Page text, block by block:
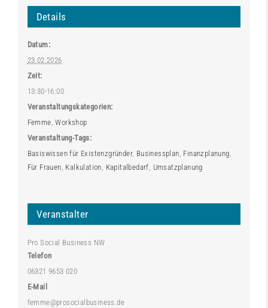
Details
Datum:
23.02.2026
Zeit:
13:30-16:00
Veranstaltungskategorien:
Femme,Workshop
Veranstaltung-Tags:
Basiswissen für Existenzgründer, Businessplan, Finanzplanung,
Für Frauen, Kalkulation, Kapitalbedarf, Umsatzplanung
Veranstalter
Pro Social Business NW
Telefon
06321 9653 020
E-Mail
femme@prosocialbusiness.de